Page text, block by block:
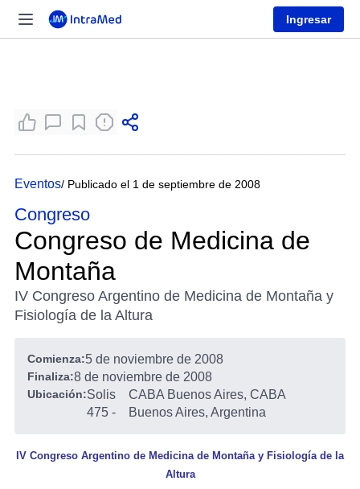
Ingresar
Eventos/ Publicado el 1 de septiembre de 2008
Congreso
Congreso de Medicina de
Montaña
IV Congreso Argentino de Medicina de Montaña y
Fisiología de la Altura
Comienza:5 de noviembre de 2008
Finaliza:8 de noviembre de 2008
Ubicación:Solis
475 -
CABA Buenos Aires, CABA
Buenos Aires, Argentina
IV Congreso Argentino de Medicina de Montaña y Fisiología de la
Altura